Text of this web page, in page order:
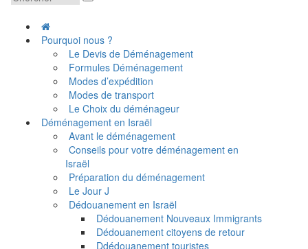
Pourquoi nous ?
Le Devis de Déménagement
Formules Déménagement
Modes d’expédition
Modes de transport
Le Choix du déménageur
Déménagement en Israël
Avant le déménagement
Conseils pour votre déménagement en
Israël
Préparation du déménagement
Le Jour J
Dédouanement en Israël
Dédouanement Nouveaux Immigrants
Dédouanement citoyens de retour
Ddédouanement touristes